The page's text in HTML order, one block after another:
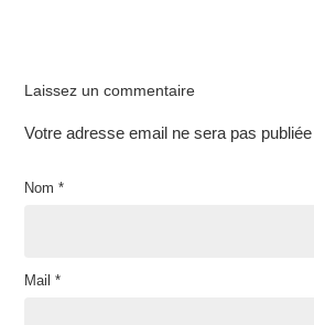
Laissez un commentaire
Votre adresse email ne sera pas publiée
Nom*
Mail*